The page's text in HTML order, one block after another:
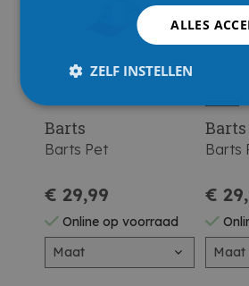
Barts
Barts Pet
€ 29,99
Online op voorraad
Maat
Barts
Barts
€
Maat
ALLES
ZELF INSTELLEN